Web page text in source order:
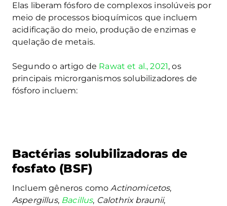
Elas liberam fósforo de complexos insolúveis por
meio de processos bioquímicos que incluem
acidificação do meio, produção de enzimas e
quelação de metais.
Segundo o artigo de Rawat et al., 2021, os
principais microrganismos solubilizadores de
fósforo incluem:
Bactérias solubilizadoras de
fosfato (BSF)
Incluem gêneros comoActinomicetos,
Aspergillus, Bacillus, Calothrix braunii,